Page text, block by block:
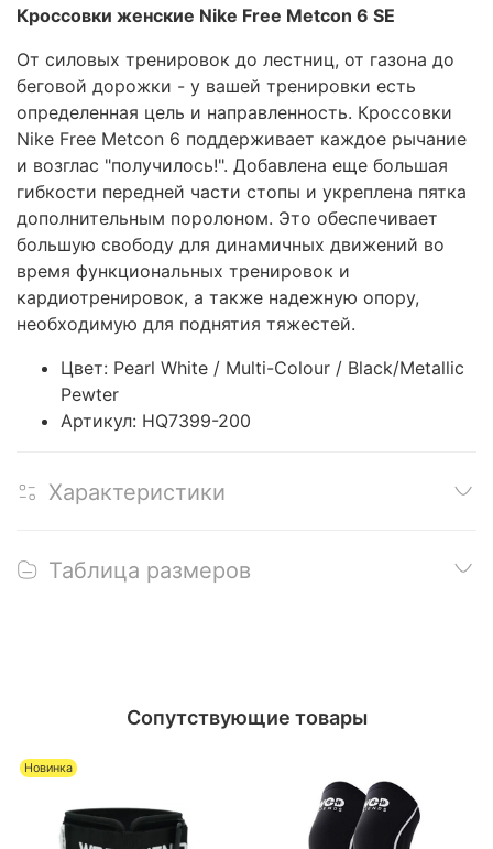
Кроссовки женские Nike Free Metcon 6 SE
От силовых тренировок до лестниц, от газона до
беговой дорожки - у вашей тренировки есть
определенная цель и направленность. Кроссовки
Nike Free Metcon 6 поддерживает каждое рычание
и возглас "получилось!". Добавлена еще большая
гибкости передней части стопы и укреплена пятка
дополнительным поролоном. Это обеспечивает
большую свободу для динамичных движений во
время функциональных тренировок и
кардиотренировок, а также надежную опору,
необходимую для поднятия тяжестей.
Цвет: Pearl White / Multi-Colour / Black/Metallic
Pewter
Артикул: HQ7399-200
Характеристики
Таблица размеров
Сопутствующие товары
Новинка